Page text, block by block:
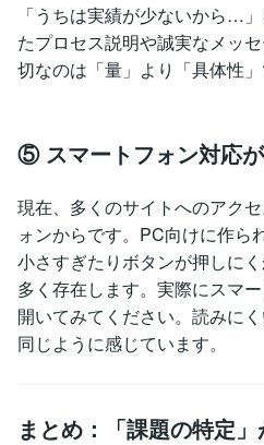
「うちは実績が少ないから…
たプロセス説明や誠実なメッ
切なのは「量」より「具体性」
⑤ スマートフォン対応
現在、多くのサイトへのアク
ォンからです。PC向けに作ら
小さすぎたりボタンが押しに
多く存在します。実際にスマ
開いてみてください。読みに
同じように感じています。
まとめ：「課題の特定